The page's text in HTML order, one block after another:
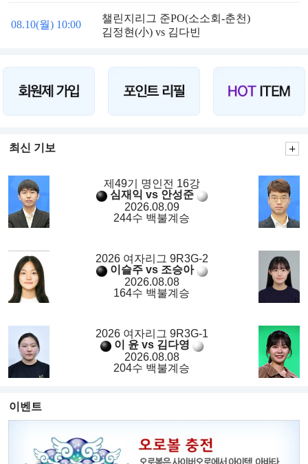
08.10(월) 10:00
챌린지리그 준PO(소소회-춘천)
김정현(小) vs 김다빈
최신 기보
제49기 명인전 16강
심재익 vs 안성준
2026.08.09
244수 백불계승
2026 여자리그 9R3G-2
이슬주 vs 조승아
2026.08.08
164수 백불계승
2026 여자리그 9R3G-1
이 윤 vs 김다영
2026.08.08
204수 백불계승
이벤트